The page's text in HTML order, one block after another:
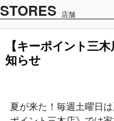
STORES 店舗
【キーポイント三
知らせ
夏が来た！毎週土曜日